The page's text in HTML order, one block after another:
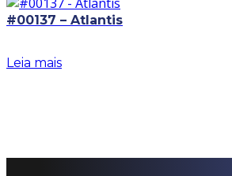
#00137 – Atlantis
Leia mais